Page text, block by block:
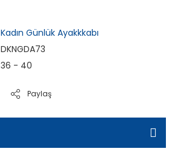
Kadın Günlük Ayakkkabı
DKNGDA73
36 - 40
Paylaş